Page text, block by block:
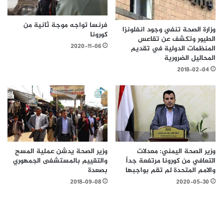
وزارة الصحة تنفي وجود انفلونزا
الطيور وتكشف عن تقاعس
المنظمات الدولية في تقديم
المحاليل الضرورية
2018-02-04
فرنسا تواجه موجة ثانية من
كورونا
2020-11-06
وزير الصحة اليمني: معدلات
التعافي من كورونا مرتفعة جداً
والامم المتحدة لم تقم بواجبها
2020-05-30
وزير الصحة يدشن عملية المسح
والتقييم بالمستشفى الجمهوري
بصعدة
2018-09-08